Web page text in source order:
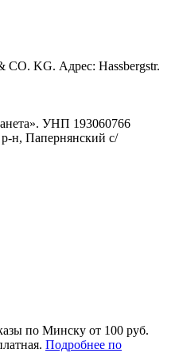
KG. Адрес: Hassbergstr.
УНП 193060766
н, Папернянский с/
по Минску от 100 руб.
Подробнее по